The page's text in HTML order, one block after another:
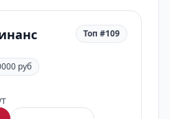
Топ #109
руб